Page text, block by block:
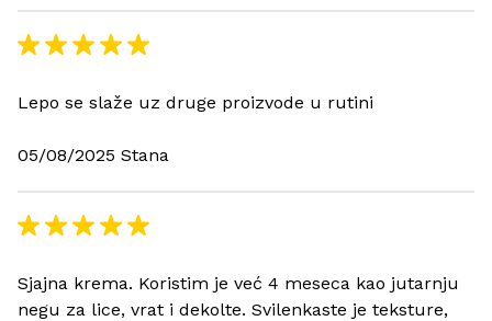
Lepo se slaže uz druge proizvode u rutini
05/08/2025 Stana
Sjajna krema. Koristim je već 4 meseca kao jutarnju
negu za lice, vrat i dekolte. Svilenkaste je teksture,